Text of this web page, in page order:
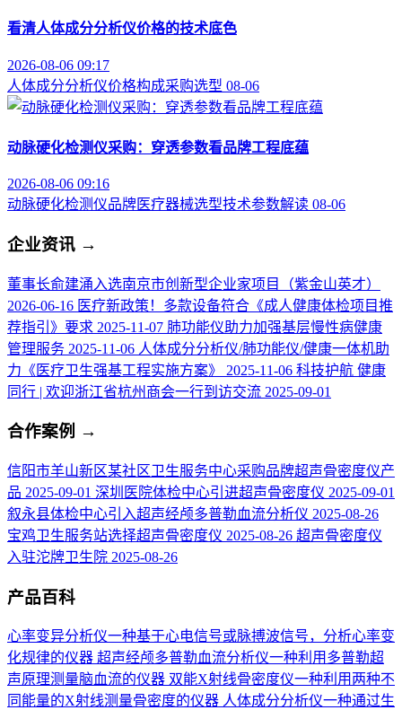
看清人体成分分析仪价格的技术底色
2026-08-06 09:17
人体成分分析仪价格构成采购选型 08-06
动脉硬化检测仪采购：穿透参数看品牌工程底蕴
2026-08-06 09:16
动脉硬化检测仪品牌医疗器械选型技术参数解读 08-06
企业资讯 →
董事长俞建涌入选南京市创新型企业家项目（紫金山英才）
2026-06-16 医疗新政策！多款设备符合《成人健康体检项目推
荐指引》要求 2025-11-07 肺功能仪助力加强基层慢性病健康
管理服务 2025-11-06 人体成分分析仪/肺功能仪/健康一体机助
力《医疗卫生强基工程实施方案》
2025-11-06 科技护航 健康
同行 | 欢迎浙江省杭州商会一行到访交流 2025-09-01
合作案例 →
信阳市羊山新区某社区卫生服务中心采购品牌超声骨密度仪产
品 2025-09-01 深圳医院体检中心引进超声骨密度仪 2025-09-01
叙永县体检中心引入超声经颅多普勒血流分析仪 2025-08-26
宝鸡卫生服务站选择超声骨密度仪 2025-08-26 超声骨密度仪
入驻沱牌卫生院 2025-08-26
产品百科
心率变异分析仪一种基于心电信号或脉搏波信号，分析心率变
化规律的仪器 超声经颅多普勒血流分析仪一种利用多普勒超
声原理测量脑血流的仪器 双能X射线骨密度仪一种利用两种不
同能量的X射线测量骨密度的仪器 人体成分分析仪一种通过生